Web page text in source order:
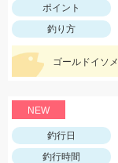
ポイント
釣り方
NEW
釣行日
釣行時間